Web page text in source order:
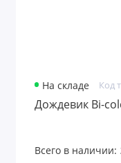
На складе Код
Дождевик Bi-
Всего в наличии: